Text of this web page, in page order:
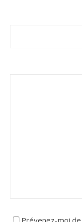
Prévenez-moi